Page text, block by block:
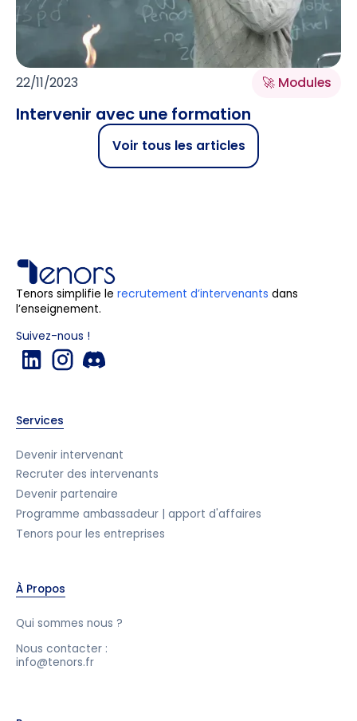
22/11/2023 🚀 Modules
Intervenir avec une formation
Voir tous les articles
Tenors simplifie le recrutement d’intervenants dans
l’enseignement.
Suivez-nous !
Services
Devenir intervenant
Recruter des intervenants
Devenir partenaire
Programme ambassadeur | apport d'affaires
Tenors pour les entreprises
À Propos
Qui sommes nous ?
Nous contacter :
info@tenors.fr